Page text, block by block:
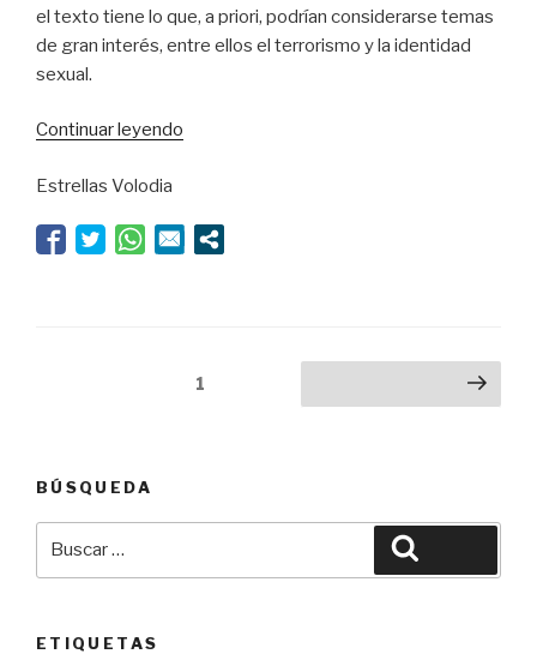
el texto tiene lo que, a priori, podrían considerarse temas
de gran interés, entre ellos el terrorismo y la identidad
sexual.
Continuar leyendo
Estrellas Volodia
1 Siguiente página
BÚSQUEDA
ETIQUETAS